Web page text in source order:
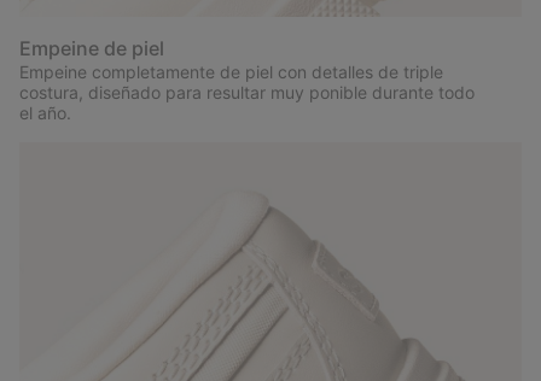
Empeine de piel
Empeine completamente de piel con detalles de triple
costura, diseñado para resultar muy ponible durante todo
el año.